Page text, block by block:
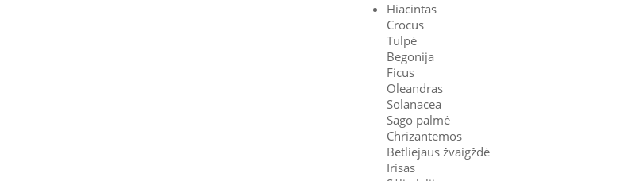
Hiacintas
Crocus
Tulpė
Begonija
Ficus
Oleandras
Solanacea
Sago palmė
Chrizantemos
Betliejaus žvaigždė
Irisas